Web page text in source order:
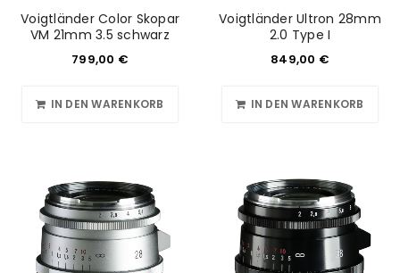
Voigtländer Color Skopar
VM 21mm 3.5 schwarz
799,00 €
IN DEN WARENKORB
Voigtländer Ultron 28mm
2.0 Type I
849,00 €
IN DEN WARENKORB